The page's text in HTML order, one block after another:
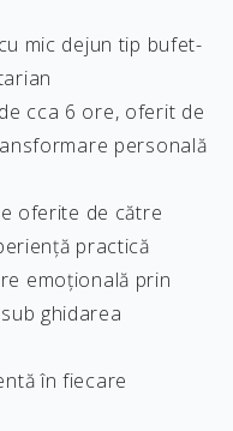
mic dejun tip bufet-
cca 6 ore, oferit de
personală
oferite de către
practică
emoțională prin
ghidarea
în fiecare